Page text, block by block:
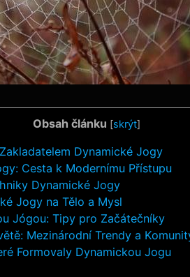
Obsah článku [skrýt]
Dynamické Jogy
Cesta k Modernímu Přístupu
Dynamické Jogy
Jogy na Tělo a Mysl
Jógou: Tipy pro Začátečníky
Mezinárodní Trendy a
Formovaly Dynamickou Jogu